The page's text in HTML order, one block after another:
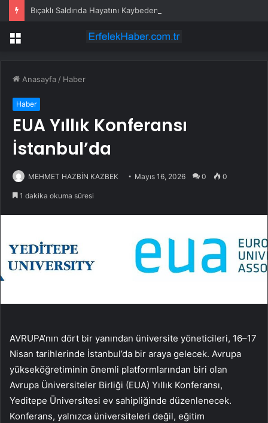
Menü
Anasayfa / Haber
Haber
EUA Yıllık Konferansı
İstanbul’da
MEHMET HAZBİN KAZBEK Mayıs 16, 2026 0 0
1 dakika okuma süresi
AVRUPA’nın dört bir yanından üniversite yöneticileri, 16–17
Nisan tarihlerinde İstanbul’da bir araya gelecek. Avrupa
yükseköğretiminin önemli platformlarından biri olan
Avrupa Üniversiteler Birliği (EUA) Yıllık Konferansı,
Yeditepe Üniversitesi ev sahipliğinde düzenlenecek.
Konferans, yalnızca üniversiteleri değil, eğitim